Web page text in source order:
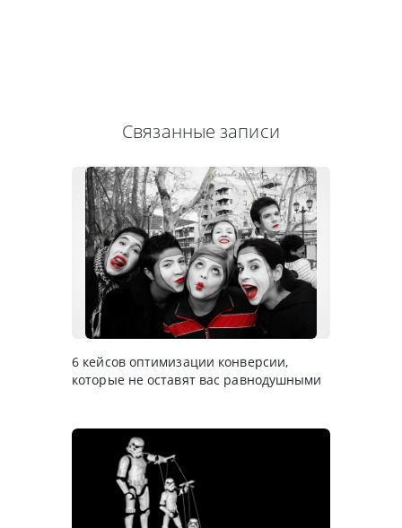
Связанные записи
6 кейсов оптимизации конверсии,
которые не оставят вас равнодушными